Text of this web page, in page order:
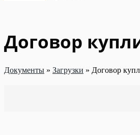
Договор
Документы » Загрузки » Договор